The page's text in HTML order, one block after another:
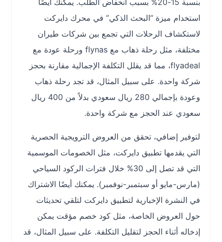
بنسبة 15-20% بسبب انخفاض الطلب. يمكنك أيضًا
استخدام ميزة “البحث الذكي” في محرك دايركت
لاستكشاف الرحلات التي تجمع بين شركات طيران
مختلفة، مثل رحلة ذهاب مع flynas ورحلة عودة مع
flyadeal، مما قد يقلل التكلفة الإجمالية مقارنة بحجز
شركة واحدة. على سبيل المثال، قد تجد رحلة ذهاب
وعودة بإجمالي 280 ريال سعودي بدلاً من 400 ريال
سعودي عند الحجز مع شركة واحدة.
لتوفير إضافي، تحقق من العروض الترويجية الحصرية
التي يقدمها تطبيق دايركت، مثل الخصومات الموسمية
التي قد تصل إلى 30% خلال فترات الركود السياحي
(مارس-مايو أو سبتمبر-نوفمبر). يمكنك أيضًا الاشتراك
في النشرة الإخبارية لتطبيق دايركت لتلقي تحديثات
حول العروض الخاصة، مثل كود خصم مؤقت يمكن
إدخاله أثناء الحجز لتقليل التكلفة. على سبيل المثال، قد